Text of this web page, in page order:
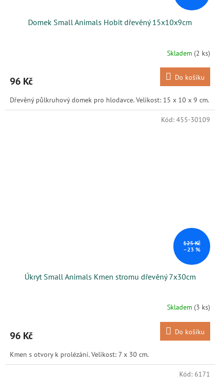
Domek Small Animals Hobit dřevěný 15x10x9cm
Skladem (2 ks)
96 Kč Do košíku
Dřevěný půlkruhový domek pro hlodavce. Velikost: 15 x 10 x 9 cm.
125 Kč
–23 %
Úkryt Small Animals Kmen stromu dřevěný 7x30cm
Skladem (3 ks)
96 Kč Do košíku
Kmen s otvory k prolézání. Velikost: 7 x 30 cm.
Kód: 455-30109
Kód: 6171